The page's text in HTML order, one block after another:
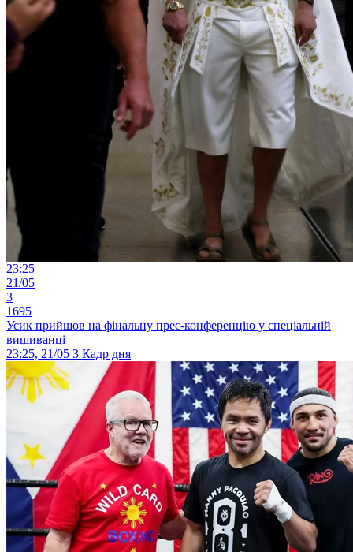
23:25
21/05
3
1695
Усик прийшов на фінальну прес-конференцію у спеціальній
вишиванці
23:25, 21/05 3 Кадр дня